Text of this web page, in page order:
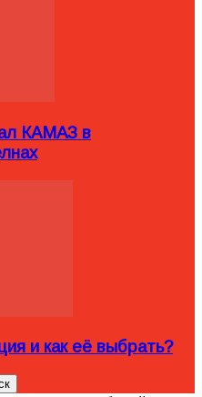
КАМАЗ в
и как её выбрать?